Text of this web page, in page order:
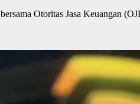
Otoritas Jasa Keuangan